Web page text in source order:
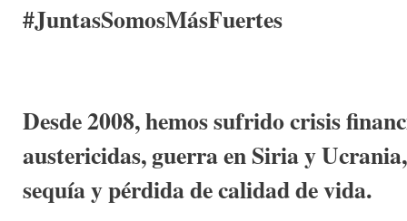
#JuntasSomosMásFuertes
Desde 2008, hemos sufrido crisis
austericidas, guerra en Siria y
sequía y pérdida de calidad de vida.